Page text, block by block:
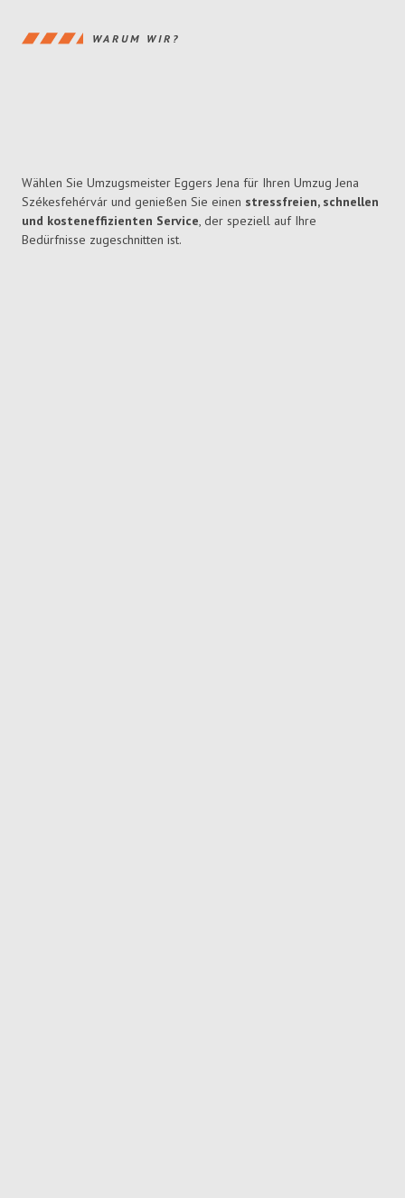
WARUM WIR?
Wählen Sie Umzugsmeister Eggers Jena für Ihren Umzug Jena
Székesfehérvár und genießen Sie einen stressfreien, schnellen
und kosteneffizienten Service, der speziell auf Ihre
Bedürfnisse zugeschnitten ist.